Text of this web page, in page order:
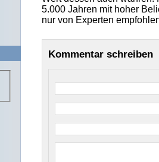
5.000 Jahren mit hoher
nur von Experten
Kommentar schreiben